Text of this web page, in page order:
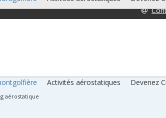
Activités aérostatiques Devenez
aérostatique